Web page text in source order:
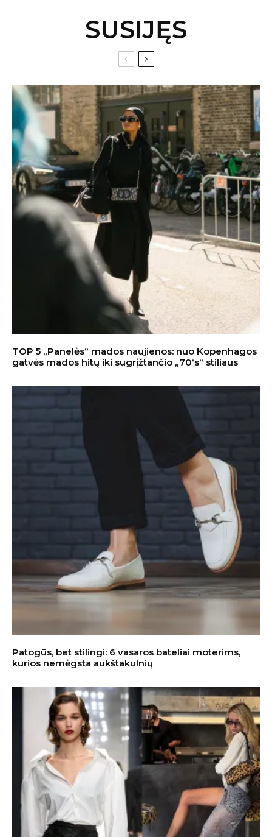
SUSIJĘS
TOP 5 „Panelės“ mados naujienos: nuo Kopenhagos
gatvės mados hitų iki sugrįžtančio „70‘s“ stiliaus
Patogūs, bet stilingi: 6 vasaros bateliai moterims,
kurios nemėgsta aukštakulnių